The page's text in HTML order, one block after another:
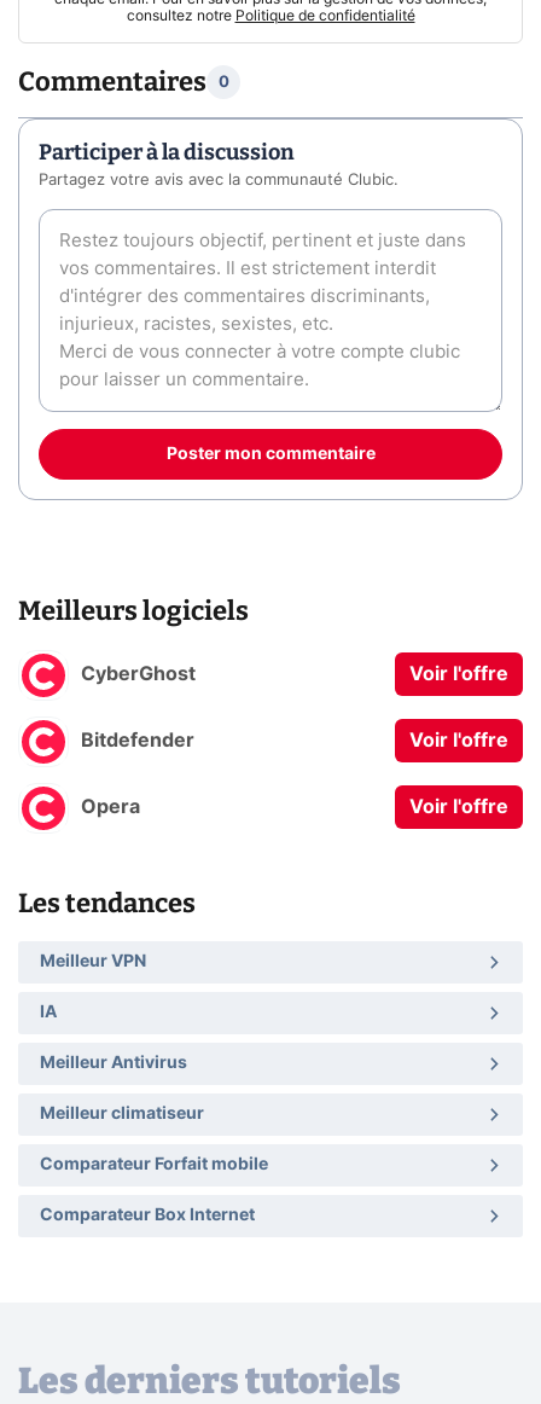
consultez notre Politique de confidentialité
Commentaires 0
Participer à la discussion
Partagez votre avis avec la communauté Clubic.
Poster mon commentaire
Meilleurs logiciels
CyberGhost Voir l'offre
Bitdefender Voir l'offre
Opera Voir l'offre
Les tendances
Meilleur VPN
IA
Meilleur Antivirus
Meilleur climatiseur
Comparateur Forfait mobile
Comparateur Box Internet
Les derniers tutoriels